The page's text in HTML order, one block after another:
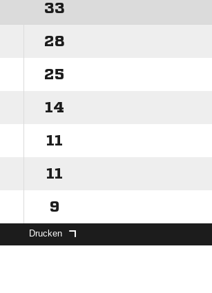
33
28
25
14
11
11
9
Drucken